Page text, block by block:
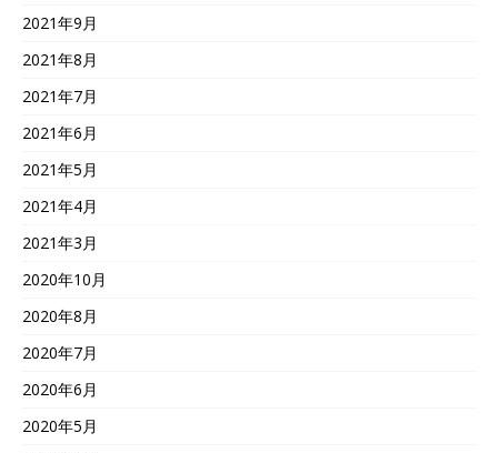
2021年9月
2021年8月
2021年7月
2021年6月
2021年5月
2021年4月
2021年3月
2020年10月
2020年8月
2020年7月
2020年6月
2020年5月